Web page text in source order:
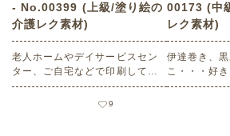
- No.00399 (上級/塗り絵の
介護レク素材)
老人ホームやデイサービスセン
ター、ご自宅などで印刷してお
使いいただける無料の高齢者向
け介護レク素材（塗り絵・上
9
00173 (中
レク素材)
伊達巻き、
こ・・・好
んですか？
楽しみましょう。 老